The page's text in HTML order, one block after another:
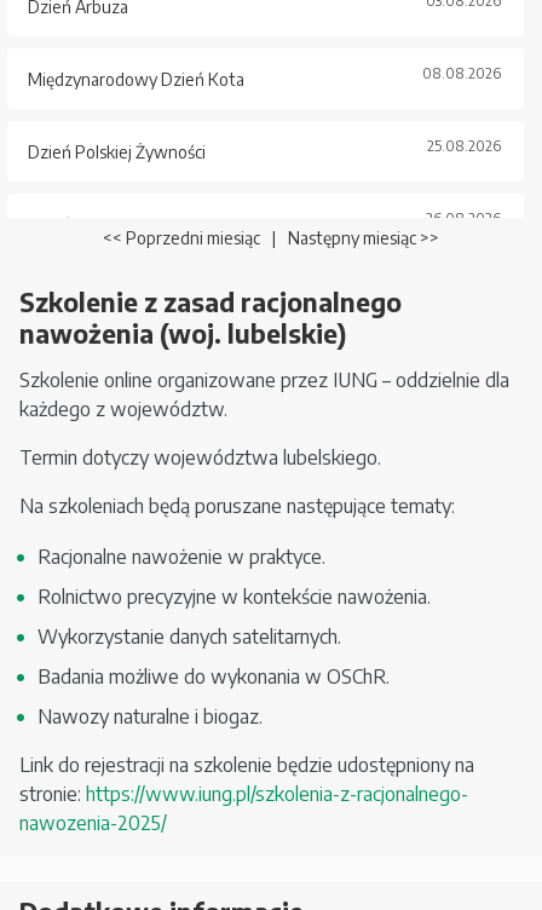
Dzień Arbuza
Międzynarodowy Dzień Kota 08.08.2026
Dzień Polskiej Żywności 25.08.2026
Dzień Psa 26.08.2026
<< Poprzedni miesiąc | Następny miesiąc >>
Szkolenie z zasad racjonalnego
nawożenia (woj. lubelskie)
Szkolenie online organizowane przez IUNG – oddzielnie dla
każdego z województw.
Termin dotyczy województwa lubelskiego.
Na szkoleniach będą poruszane następujące tematy:
Racjonalne nawożenie w praktyce.
Rolnictwo precyzyjne w kontekście nawożenia.
Wykorzystanie danych satelitarnych.
Badania możliwe do wykonania w OSChR.
Nawozy naturalne i biogaz.
Link do rejestracji na szkolenie będzie udostępniony na
stronie: https://www.iung.pl/szkolenia-z-racjonalnego-
nawozenia-2025/